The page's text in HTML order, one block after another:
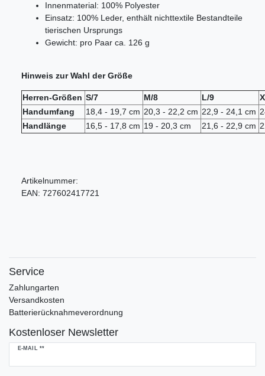
Innenmaterial: 100% Polyester
Einsatz: 100% Leder, enthält nichttextile Bestandteile
tierischen Ursprungs
Gewicht: pro Paar ca. 126 g
Hinweis zur Wahl der Größe
Herren-Größen S/7 M/8 L/9
Handumfang
18,4 - 19,7 cm 20,3 - 22,2 cm 22,9 - 24,1 cm
Handlänge
16,5 - 17,8 cm 19 - 20,3 cm 21,6 - 22,9 cm
Artikelnummer:
EAN: 727602417721
Service
Zahlungarten
Versandkosten
Batterierücknahmeverordnung
Kostenloser Newsletter
E-MAIL **
Newsletter